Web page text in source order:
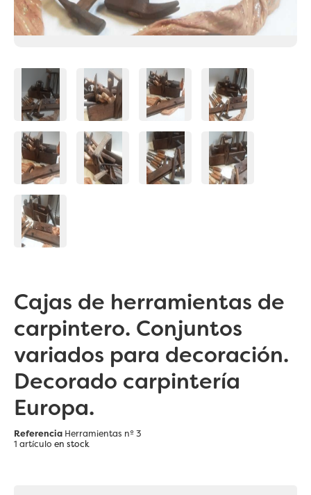
Cajas de herramientas de
carpintero. Conjuntos
variados para decoración.
Decorado carpintería
Europa.
Referencia Herramientas nº 3
1 artículo en stock